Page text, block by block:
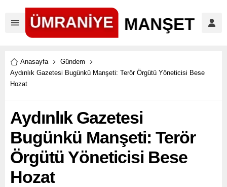
Anasayfa
Gündem
Aydınlık Gazetesi Bugünkü Manşeti: Terör Örgütü Yöneticisi Bese
Hozat
Aydınlık Gazetesi
Bugünkü Manşeti: Terör
Örgütü Yöneticisi Bese
Hozat